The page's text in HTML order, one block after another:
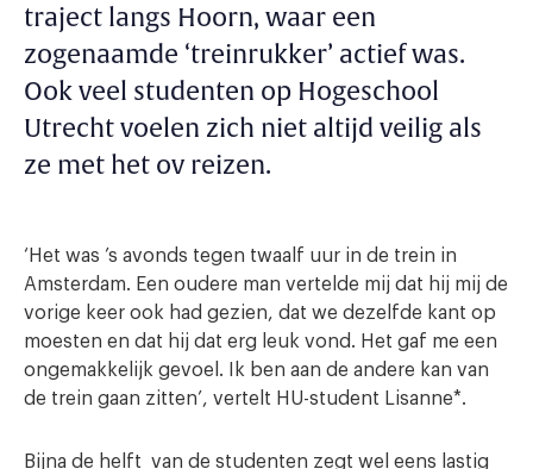
traject langs Hoorn, waar een
zogenaamde ‘treinrukker’ actief was.
Ook veel studenten op Hogeschool
Utrecht voelen zich niet altijd veilig als
ze met het ov reizen.
‘Het was ’s avonds tegen twaalf uur in de trein in
Amsterdam. Een oudere man vertelde mij dat hij mij de
vorige keer ook had gezien, dat we dezelfde kant op
moesten en dat hij dat erg leuk vond. Het gaf me een
ongemakkelijk gevoel. Ik ben aan de andere kan van
de trein gaan zitten’, vertelt HU-student Lisanne*.
Bijna de helft van de studenten zegt wel eens lastig